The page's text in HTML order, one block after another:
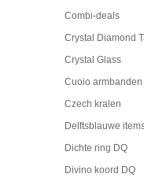
Combi-deals
Crystal Diamond
Crystal Glass
Cuoio armbanden
Czech kralen
Delftsblauwe
Dichte ring DQ
Divino koord DQ